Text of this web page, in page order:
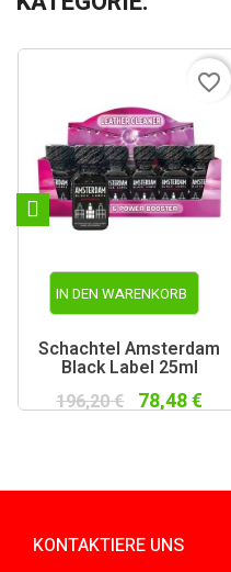
IN DEN WARENKORB
Schachtel Amsterdam
Black Label 25ml
196,20 € 78,48 €
favorite_border
KONTAKTIERE UNS